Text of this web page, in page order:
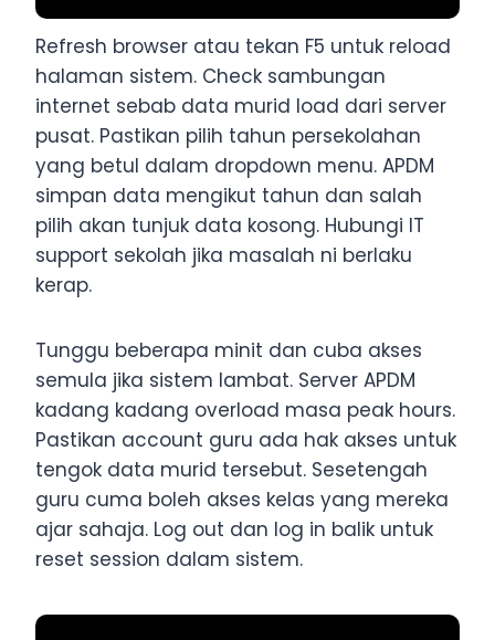
Refresh browser atau tekan F5 untuk reload
halaman sistem. Check sambungan
internet sebab data murid load dari server
pusat. Pastikan pilih tahun persekolahan
yang betul dalam dropdown menu. APDM
simpan data mengikut tahun dan salah
pilih akan tunjuk data kosong. Hubungi IT
support sekolah jika masalah ni berlaku
kerap.
Tunggu beberapa minit dan cuba akses
semula jika sistem lambat. Server APDM
kadang kadang overload masa peak hours.
Pastikan account guru ada hak akses untuk
tengok data murid tersebut. Sesetengah
guru cuma boleh akses kelas yang mereka
ajar sahaja. Log out dan log in balik untuk
reset session dalam sistem.